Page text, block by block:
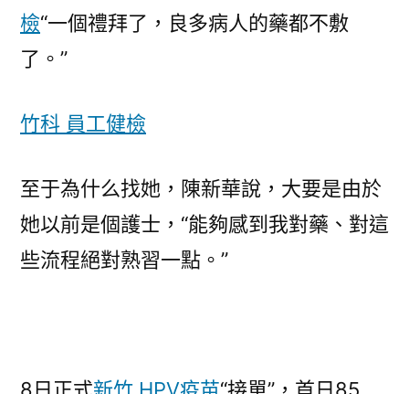
檢“一個禮拜了，良多病人的藥都不敷
了。”
竹科 員工健檢
至于為什么找她，陳新華說，大要是由於
她以前是個護士，“能夠感到我對藥、對這
些流程絕對熟習一點。”